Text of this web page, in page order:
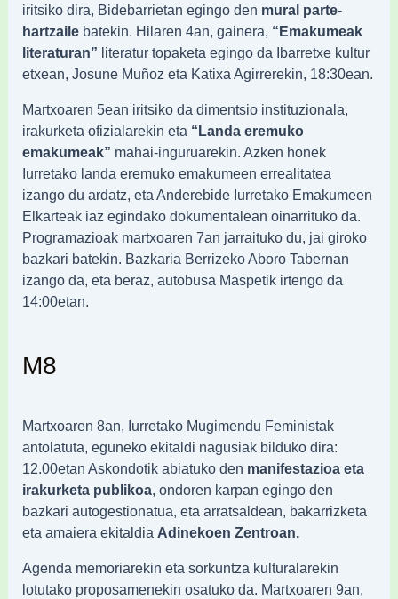
iritsiko dira, Bidebarrietan egingo den mural parte-
hartzaile batekin. Hilaren 4an, gainera, “Emakumeak
literaturan” literatur topaketa egingo da Ibarretxe kultur
etxean, Josune Muñoz eta Katixa Agirrerekin, 18:30ean.
Martxoaren 5ean iritsiko da dimentsio instituzionala,
irakurketa ofizialarekin eta “Landa eremuko
emakumeak” mahai-inguruarekin. Azken honek
Iurretako landa eremuko emakumeen errealitatea
izango du ardatz, eta Anderebide Iurretako Emakumeen
Elkarteak iaz egindako dokumentalean oinarrituko da.
Programazioak martxoaren 7an jarraituko du, jai giroko
bazkari batekin. Bazkaria Berrizeko Aboro Tabernan
izango da, eta beraz, autobusa Maspetik irtengo da
14:00etan.
M8
Martxoaren 8an, Iurretako Mugimendu Feministak
antolatuta, eguneko ekitaldi nagusiak bilduko dira:
12.00etan Askondotik abiatuko den manifestazioa eta
irakurketa publikoa , ondoren karpan egingo den
bazkari autogestionatua, eta arratsaldean, bakarrizketa
eta amaiera ekitaldia Adinekoen Zentroan.
Agenda memoriarekin eta sorkuntza kulturalarekin
lotutako proposamenekin osatuko da. Martxoaren 9an,